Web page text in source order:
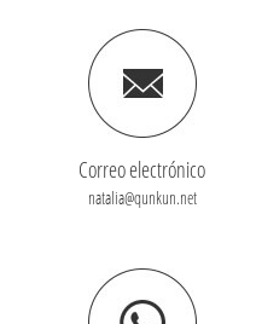
Correo electrónico
natalia@qunkun.net